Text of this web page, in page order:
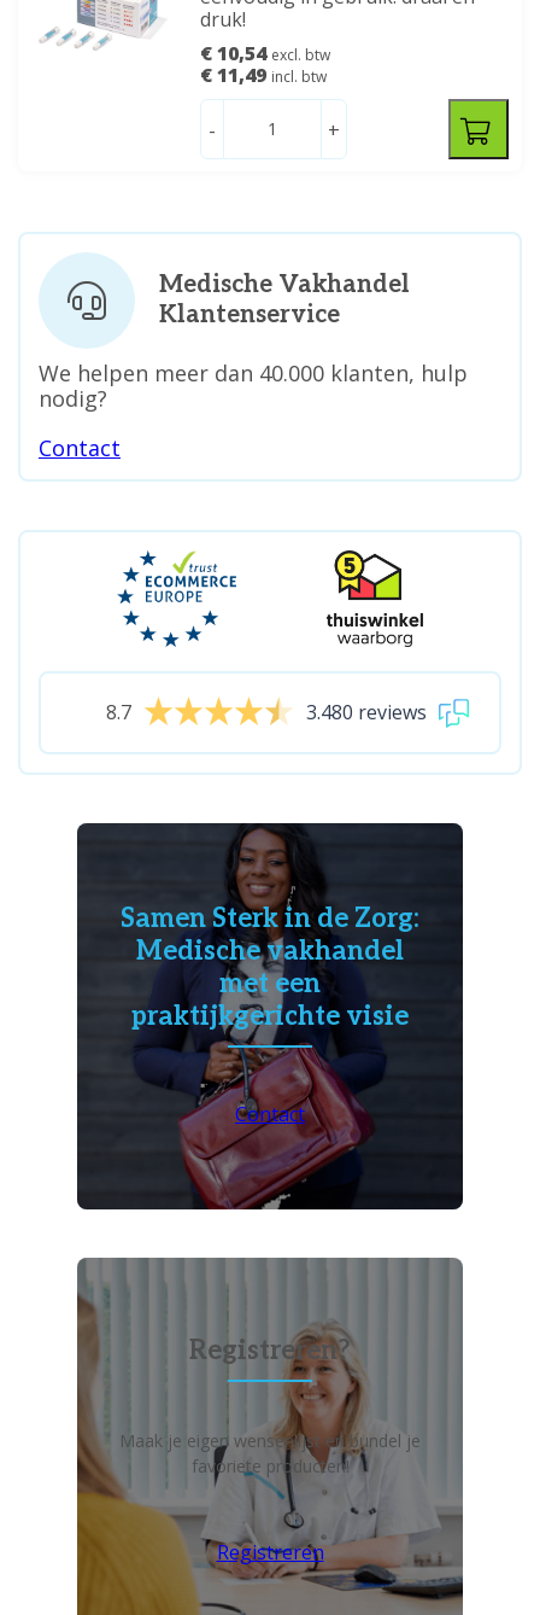
druk!
€ 10,54 excl. btw
€ 11,49 incl. btw
- +
Medische Vakhandel
Klantenservice
We helpen meer dan 40.000 klanten, hulp
nodig?
Contact
8.7 3.480 reviews
Samen Sterk in de Zorg:
Medische vakhandel
met een
praktijkgerichte visie
Contact
Registreren?
Maak je eigen wensenlijst en bundel je
favoriete producten!
Registreren